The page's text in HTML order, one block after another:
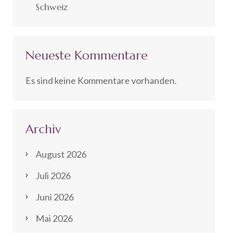
Schweiz
Neueste Kommentare
Es sind keine Kommentare vorhanden.
Archiv
August 2026
Juli 2026
Juni 2026
Mai 2026